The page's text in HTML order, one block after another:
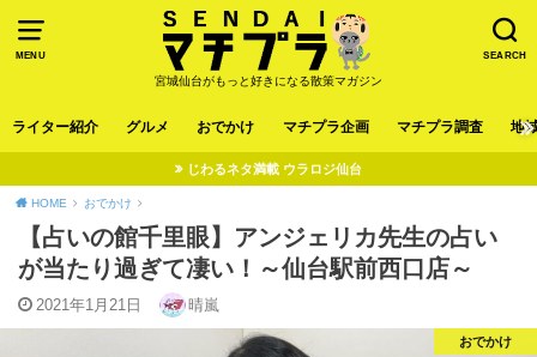
MENU SEARCH
宮城仙台がもっと好きになる散策マガジン
ライター紹介 グルメ おでかけ マチプラ企画 マチプラ調査 地
じわるネタ満載 ウラロジ仙台
HOME おでかけ
【占いの館千里眼】アンジェリカ先生の占い
が当たり過ぎて凄い！～仙台駅前西口店～
2021年1月21日 晴嵐
おでかけ